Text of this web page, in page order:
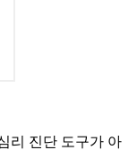
리 진단 도구가 아